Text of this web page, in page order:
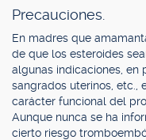
Precauciones.
En madres que
de que los esteroides
algunas indicaciones, en
sangrados uterinos, etc.,
carácter funcional del
Aunque nunca se ha
cierto riesgo